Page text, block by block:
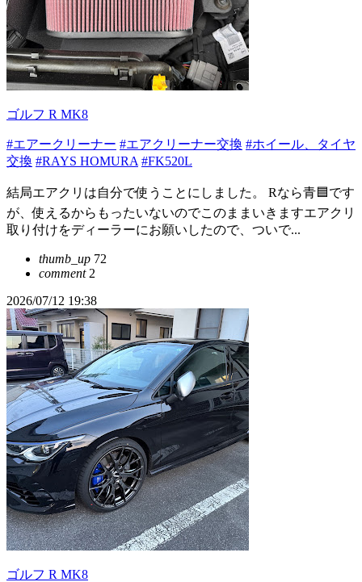
ゴルフ R MK8
#エアークリーナー #エアクリーナー交換 #ホイール、タイヤ
交換 #RAYS HOMURA #FK520L
結局エアクリは自分で使うことにしました。 Rなら青🟦です
が、使えるからもったいないのでこのままいきますエアクリ
取り付けをディーラーにお願いしたので、ついで...
thumb_up 72
comment2
2026/07/12 19:38
ゴルフ R MK8